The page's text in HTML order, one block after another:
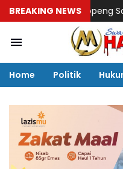
BREAKING NEWS
Soppeng Sambut
Home Politik